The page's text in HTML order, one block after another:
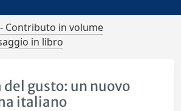
Contributo in volume
in libro
gusto: un nuovo
italiano